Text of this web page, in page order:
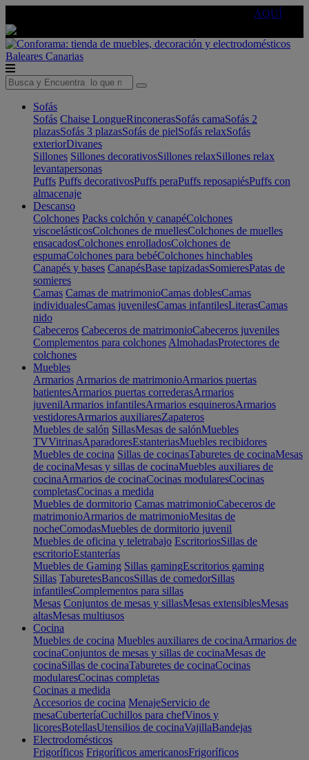
AQUÍ
Baleares Canarias
Sofás
Sofás Chaise LongueRinconerasSofás camaSofás 2
plazasSofás 3 plazasSofás de pielSofás relaxSofás
exteriorDivanes
Sillones Sillones decorativosSillones relaxSillones relax
levantapersonas
Puffs Puffs decorativosPuffs peraPuffs reposapiésPuffs con
almacenaje
Descanso
Colchones Packs colchón y canapéColchones
viscoelásticosColchones de muellesColchones de muelles
ensacadosColchones enrolladosColchones de
espumaColchones para bebéColchones hinchables
Canapés y bases CanapésBase tapizadasSomieresPatas de
somieres
Camas Camas de matrimonioCamas doblesCamas
individualesCamas juvenilesCamas infantilesLiterasCamas
nido
Cabeceros Cabeceros de matrimonioCabeceros juveniles
Complementos para colchones AlmohadasProtectores de
colchones
Muebles
Armarios Armarios de matrimonioArmarios puertas
batientesArmarios puertas correderasArmarios
juvenilArmarios infantilesArmarios esquinerosArmarios
vestidoresArmarios auxiliaresZapateros
Muebles de salón SillasMesas de salónMuebles
TVVitrinasAparadoresEstanteriasMuebles recibidores
Muebles de cocina Sillas de cocinasTaburetes de cocinaMesas
de cocinaMesas y sillas de cocinaMuebles auxiliares de
cocinaArmarios de cocinaCocinas modularesCocinas
completasCocinas a medida
Muebles de dormitorio Camas matrimonioCabeceros de
matrimonioArmarios de matrimonioMesitas de
nocheComodasMuebles de dormitorio juvenil
Muebles de oficina y teletrabajo EscritoriosSillas de
escritorioEstanterías
Muebles de Gaming Sillas gamingEscritorios gaming
Sillas TaburetesBancosSillas de comedorSillas
infantilesComplementos para sillas
Mesas Conjuntos de mesas y sillasMesas extensiblesMesas
altasMesas multiusos
Cocina
Muebles de cocina Muebles auxiliares de cocinaArmarios de
cocinaConjuntos de mesas y sillas de cocinaMesas de
cocinaSillas de cocinaTaburetes de cocinaCocinas
modularesCocinas completas
Cocinas a medida
Accesorios de cocina MenajeServicio de
mesaCuberteríaCuchillos para chefVinos y
licoresBotellasUtensilios de cocinaVajillaBandejas
Electrodomésticos
Frigoríficos Frigoríficos americanosFrigoríficos